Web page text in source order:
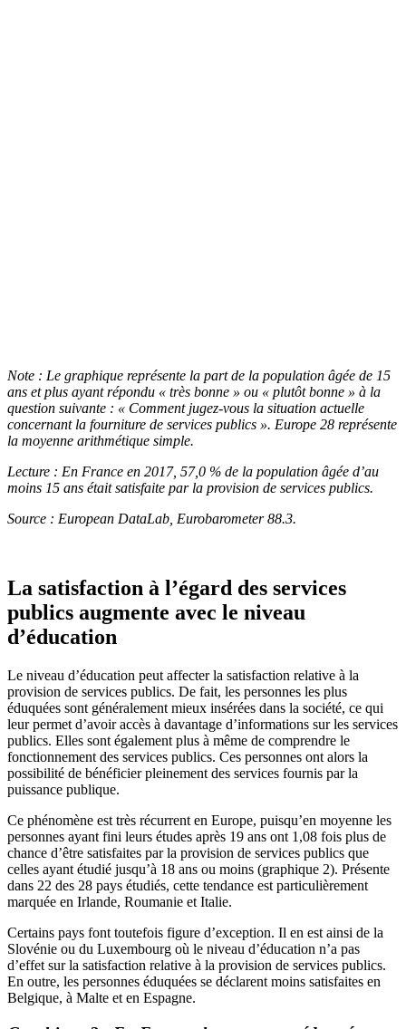
Note : Le graphique représente la part de la population âgée de 15
ans et plus ayant répondu « très bonne » ou « plutôt bonne » à la
question suivante : « Comment jugez-vous la situation actuelle
concernant la fourniture de services publics ». Europe 28 représente
la moyenne arithmétique simple.
Lecture : En France en 2017, 57,0 % de la population âgée d’au
moins 15 ans était satisfaite par la provision de services publics.
Source : European DataLab, Eurobarometer 88.3.
La satisfaction à l’égard des services
publics augmente avec le niveau
d’éducation
Le niveau d’éducation peut affecter la satisfaction relative à la
provision de services publics. De fait, les personnes les plus
éduquées sont généralement mieux insérées dans la société, ce qui
leur permet d’avoir accès à davantage d’informations sur les services
publics. Elles sont également plus à même de comprendre le
fonctionnement des services publics. Ces personnes ont alors la
possibilité de bénéficier pleinement des services fournis par la
puissance publique.
Ce phénomène est très récurrent en Europe, puisqu’en moyenne les
personnes ayant fini leurs études après 19 ans ont 1,08 fois plus de
chance d’être satisfaites par la provision de services publics que
celles ayant étudié jusqu’à 18 ans ou moins (graphique 2). Présente
dans 22 des 28 pays étudiés, cette tendance est particulièrement
marquée en Irlande, Roumanie et Italie.
Certains pays font toutefois figure d’exception. Il en est ainsi de la
Slovénie ou du Luxembourg où le niveau d’éducation n’a pas
d’effet sur la satisfaction relative à la provision de services publics.
En outre, les personnes éduquées se déclarent moins satisfaites en
Belgique, à Malte et en Espagne.